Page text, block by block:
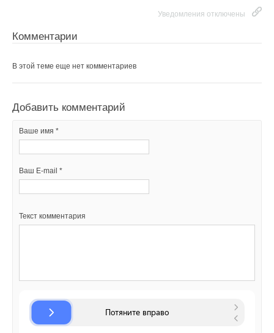
Уведомления отключены
Комментарии
В этой теме еще нет комментариев
Добавить комментарий
Ваше имя *
Ваш E-mail *
Текст комментария